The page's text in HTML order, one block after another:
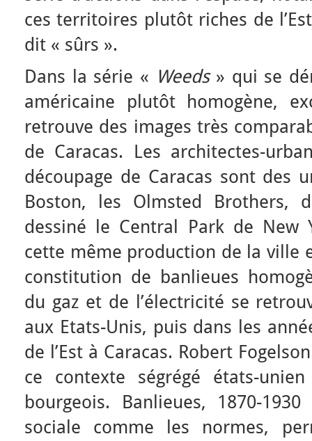
ces territoires plutôt riches de
dit « sûrs ».
Dans la série « Weeds» qui se
américaine plutôt homogène,
retrouve des images très
de Caracas. Les architectes-
découpage de Caracas sont des
Boston, les Olmsted Brothers,
dessiné le Central Park de New
cette même production de la ville
constitution de banlieues
du gaz et de l’électricité se
aux Etats-Unis, puis dans les
de l’Est à Caracas. Robert
ce contexte ségrégé états-
bourgeois. Banlieues, 1870-
sociale comme les normes,